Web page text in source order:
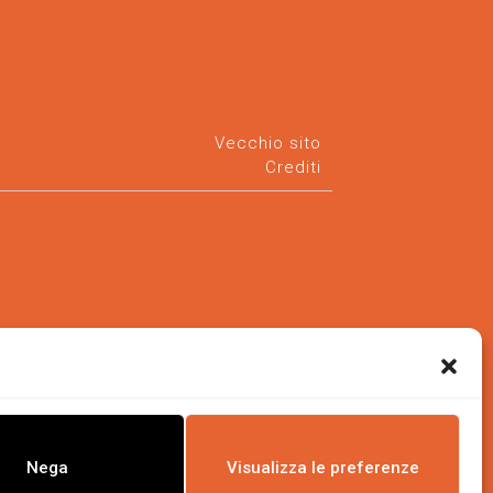
Nega Visualizza le preferenze
Vecchio sito
Crediti